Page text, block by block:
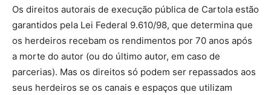
Os direitos autorais de execução pública de Cartola estão
garantidos pela Lei Federal 9.610/98, que determina que
os herdeiros recebam os rendimentos por 70 anos após
a morte do autor (ou do último autor, em caso de
parcerias). Mas os direitos só podem ser repassados aos
seus herdeiros se os canais e espaços que utilizam